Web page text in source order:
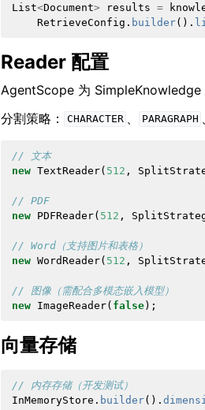
List<Document> results =
RetrieveConfig . builder().
Reader 配置
AgentScope 为 SimpleKnowledge
分割策略：
CHARACTER PARAGRAPH
// 文本
new TextReader( 512 ,
// PDF
new PDFReader( 512 ,
// Word（支持图片和表格）
new WordReader( 512 ,
// 图像（需配合多模态嵌入模型）
new ImageReader( false);
向量存储
// 内存存储（开发测试）
InMemoryStore . builder().